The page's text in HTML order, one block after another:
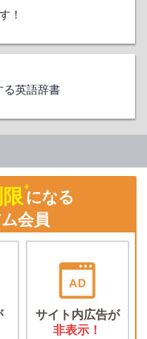
！
る英語辞書
になる
会員
サイト内広告が
非表示！